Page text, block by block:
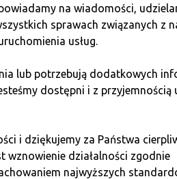
obsługi klienta. Tym, co
5 minut! To czas, w którym
najważniejsze, nie musisz
przebiega z pominięciem
np. smartfona lub portfela
kursu. Jego wysokość
aktualnego kursu. Tabela
jest to naprawdęszybka
na wiadomości,
sprawach związanych z
usług.
lub potrzebują dodatkowych
dostępni i z przyjemnością
i dziękujemy za Państwa
wznowienie działalności zgodnie
najwyższych